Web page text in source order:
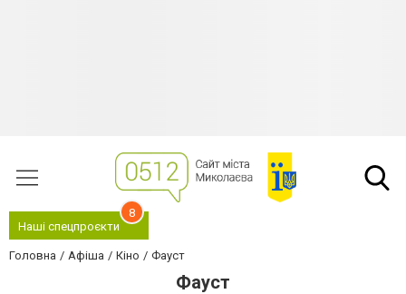
Наші спецпроєкти
8
Головна Афіша Кіно Фауст
Фауст